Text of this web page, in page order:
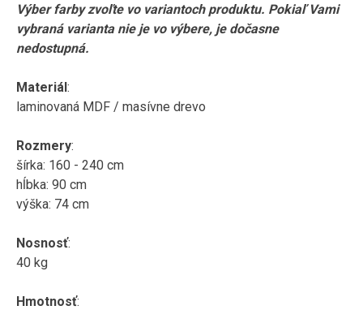
Výber farby zvoľte vo variantoch produktu. Pokiaľ Vami
vybraná varianta nie je vo výbere, je dočasne
nedostupná.
Materiál:
laminovaná MDF / masívne drevo
Rozmery:
šírka: 160 - 240 cm
hĺbka: 90 cm
výška: 74 cm
Nosnosť:
40 kg
Hmotnosť: